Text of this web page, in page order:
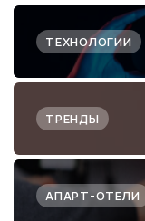
ТЕХНОЛОГИИ
ТРЕНДЫ
АПАРТ-ОТЕЛИ